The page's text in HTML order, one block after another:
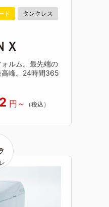
ド タンクレス
Ｘ
ルム。最先端の
高峰。24時間365